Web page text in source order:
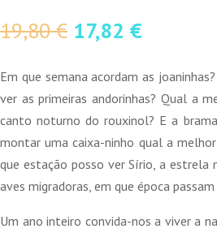
19,80€ O
original
era:
19,80 €.
17,82 €O
atual
é:
17,82 €.
Em que semana acordam as
ver as primeiras andorinhas? Qual a
canto noturno do rouxinol? E a
montar uma caixa-ninho qual a
que estação posso ver Sírio, a estrela
aves migradoras, em que época
Um ano inteiro convida-nos a viver a